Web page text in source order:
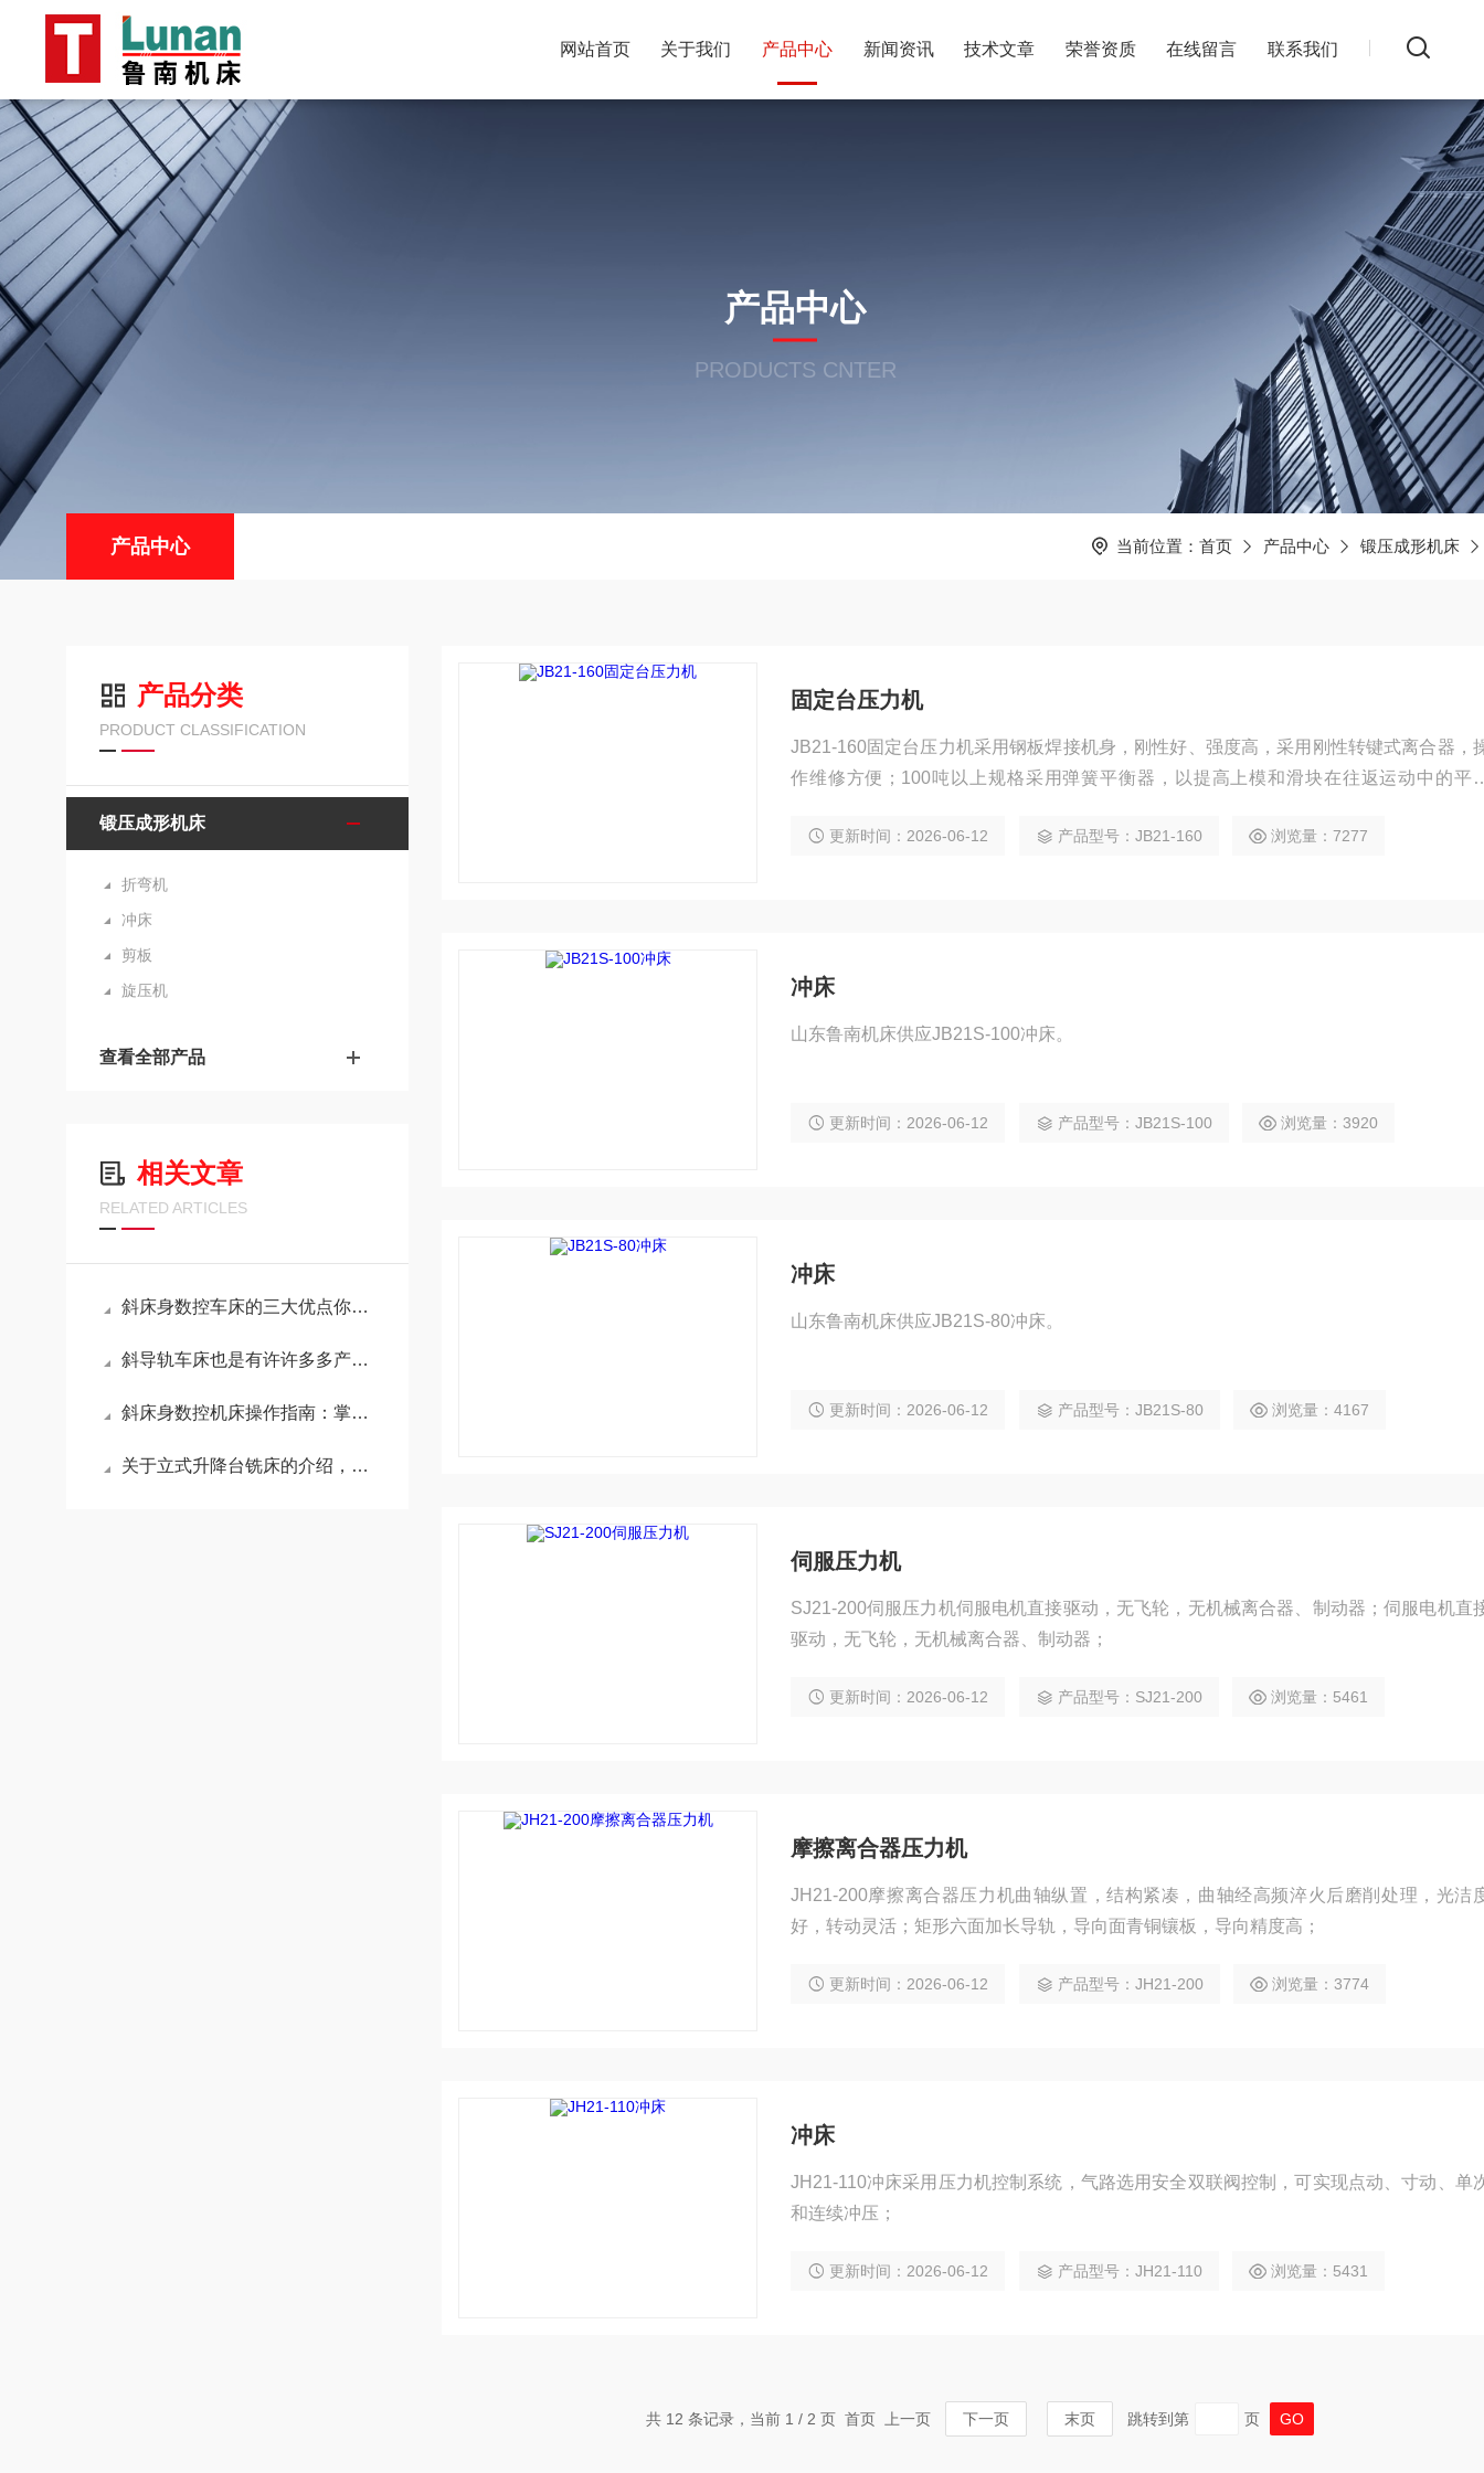
网站首页 关于我们 产品中心 新闻资讯 技术文章 荣誉资质 在线留言 联系我们
产品中心
PRODUCTS CNTER
产品中心 当前位置： 首页 产品中心 锻压成形机床
产品分类
PRODUCT CLASSIFICATION
锻压成形机床
折弯机
冲床
剪板
旋压机
查看全部产品
相关文章
RELATED ARTICLES
斜床身数控车床的三大优点你都了解了吗？
斜导轨车床也是有许许多多产品特点的
斜床身数控机床操作指南：掌握这几步，轻松搞定核心操作
关于立式升降台铣床的介绍，不妨来看看吧！
固定台压力机
JB21-160固定台压力机采用钢板焊接机身，刚性好、强度高，采用刚性转键式离合器，
作维修方便；100吨以上规格采用弹簧平衡器，以提高上模和滑块在往返运动中的平
更新时间：2026-06-12 产品型号：JB21-160 浏览量：7277
冲床
山东鲁南机床供应JB21S-100冲床。
更新时间：2026-06-12 产品型号：JB21S-100 浏览量：3920
冲床
山东鲁南机床供应JB21S-80冲床。
更新时间：2026-06-12 产品型号：JB21S-80 浏览量：4167
伺服压力机
SJ21-200伺服压力机伺服电机直接驱动，无飞轮，无机械离合器、制动器；伺服电机直
驱动，无飞轮，无机械离合器、制动器；
更新时间：2026-06-12 产品型号：SJ21-200 浏览量：5461
摩擦离合器压力机
JH21-200摩擦离合器压力机曲轴纵置，结构紧凑，曲轴经高频淬火后磨削处理，光洁
好，转动灵活；矩形六面加长导轨，导向面青铜镶板，导向精度高；
更新时间：2026-06-12 产品型号：JH21-200 浏览量：3774
冲床
JH21-110冲床采用压力机控制系统，气路选用安全双联阀控制，可实现点动、寸动、单
和连续冲压；
更新时间：2026-06-12 产品型号：JH21-110 浏览量：5431
共 12 条记录，当前 1 / 2 页 首页 上一页 下一页 末页 跳转到第 页